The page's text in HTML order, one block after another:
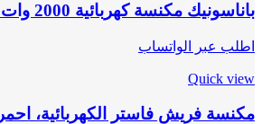
باناسونيك مكنسة كهربائية 2000 وات MC-CG713
اطلب عبر الواتساب
Quick view
مكنسة فريش فاستر الكهربائية، احمر